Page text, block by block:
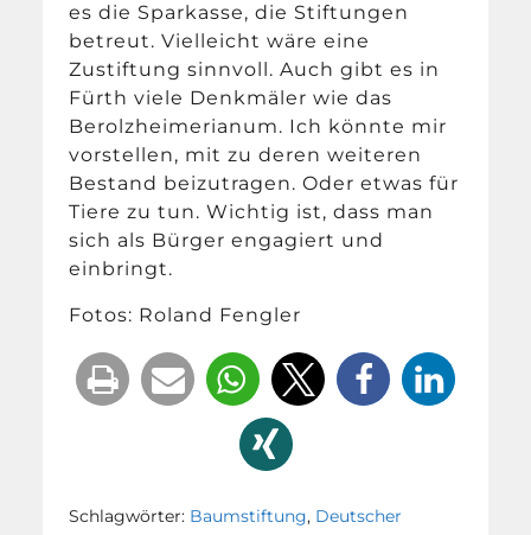
es die Sparkasse, die Stiftungen
betreut. Vielleicht wäre eine
Zustiftung sinnvoll. Auch gibt es in
Fürth viele Denkmäler wie das
Berolzheimerianum. Ich könnte mir
vorstellen, mit zu deren weiteren
Bestand beizutragen. Oder etwas für
Tiere zu tun. Wichtig ist, dass man
sich als Bürger engagiert und
einbringt.
Fotos: Roland Fengler
Schlagwörter: Baumstiftung, Deutscher